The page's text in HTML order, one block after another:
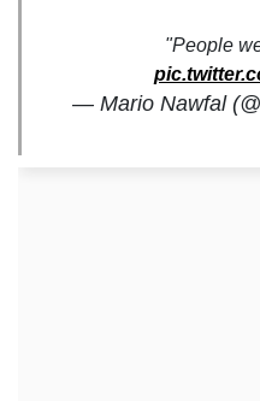
"People
— Mario Nawfal